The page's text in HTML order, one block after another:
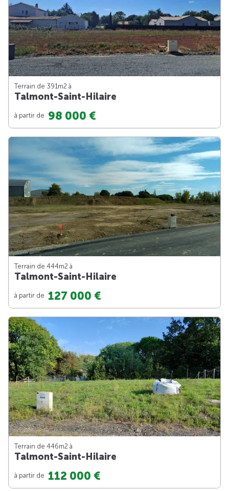
Terrain de 391m2 à
Talmont-Saint-Hilaire
à partir de 98 000 €
Terrain de 444m2 à
Talmont-Saint-Hilaire
à partir de 127 000 €
Terrain de 446m2 à
Talmont-Saint-Hilaire
à partir de 112 000 €